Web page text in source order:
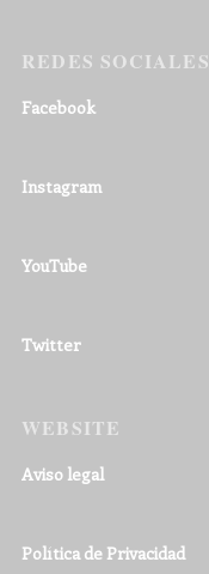
REDES SOCIALES
Facebook
Instagram
YouTube
Twitter
WEBSITE
Aviso legal
Política de Privacidad